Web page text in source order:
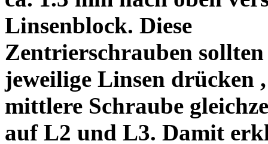
Linsenblock. Diese
Zentrierschrauben
jeweilige Linsen drücken
mittlere Schraube
auf L2 und L3. Damit